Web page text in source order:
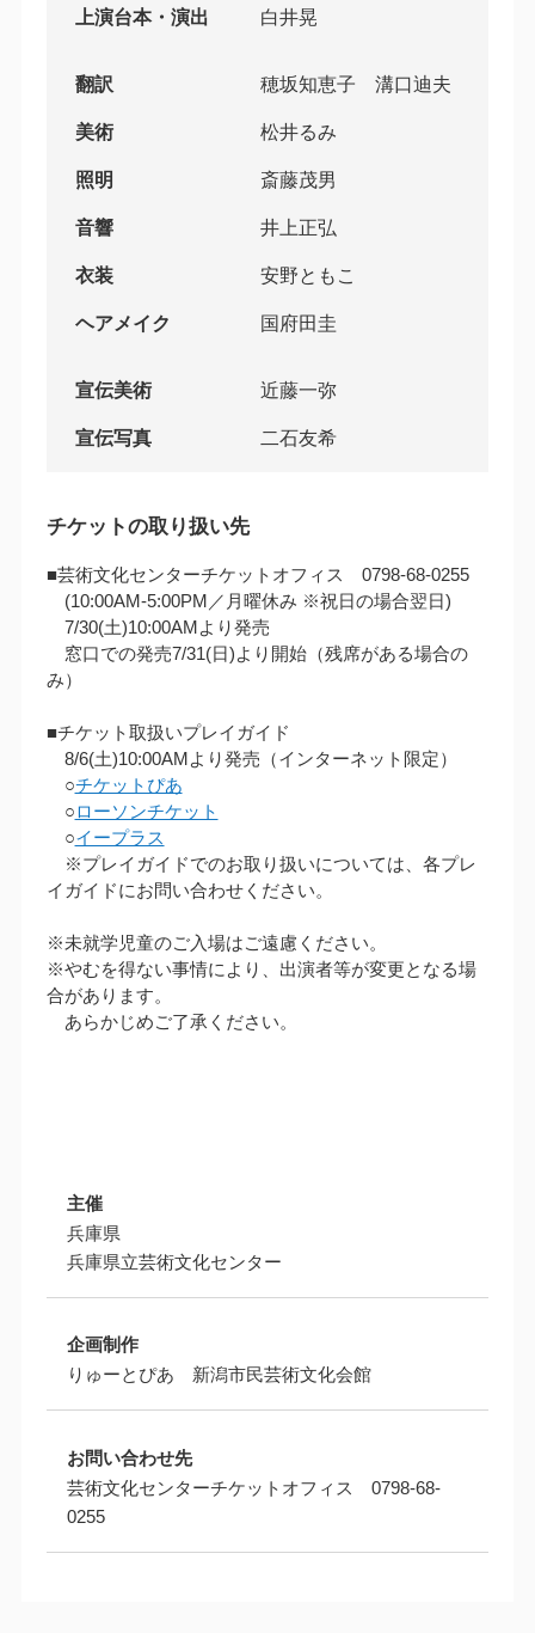
上演台本・演出 白井晃
翻訳 穂坂知恵子 溝口迪夫
美術 松井るみ
照明 斎藤茂男
音響 井上正弘
衣装 安野ともこ
ヘアメイク 国府田圭
宣伝美術 近藤一弥
宣伝写真 二石友希
チケットの取り扱い先
■芸術文化センターチケットオフィス 0798-68-0255
(10:00AM‐5:00PM／月曜休み ※祝日の場合翌日)
7/30(土)10:00AMより発売
窓口での発売7/31(日)より開始（残席がある場合の
み）
■チケット取扱いプレイガイド
8/6(土)10:00AMより発売（インターネット限定）
○チケットぴあ
○ローソンチケット
○イープラス
※プレイガイドでのお取り扱いについては、各プレ
イガイドにお問い合わせください。
※未就学児童のご入場はご遠慮ください。
※やむを得ない事情により、出演者等が変更となる場
合があります。
あらかじめご了承ください。
主催
兵庫県
兵庫県立芸術文化センター
企画制作
りゅーとぴあ 新潟市民芸術文化会館
お問い合わせ先
芸術文化センターチケットオフィス 0798-68-
0255